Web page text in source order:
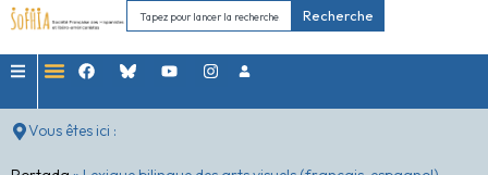
Recherche
Vous êtes ici :